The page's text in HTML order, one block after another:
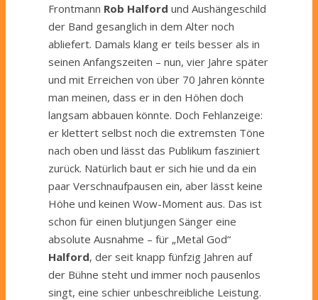
Frontmann Rob Halford und Aushängeschild
der Band gesanglich in dem Alter noch
abliefert. Damals klang er teils besser als in
seinen Anfangszeiten – nun, vier Jahre später
und mit Erreichen von über 70 Jahren könnte
man meinen, dass er in den Höhen doch
langsam abbauen könnte. Doch Fehlanzeige:
er klettert selbst noch die extremsten Töne
nach oben und lässt das Publikum fasziniert
zurück. Natürlich baut er sich hie und da ein
paar Verschnaufpausen ein, aber lässt keine
Höhe und keinen Wow-Moment aus. Das ist
schon für einen blutjungen Sänger eine
absolute Ausnahme – für „Metal God“
Halford, der seit knapp fünfzig Jahren auf
der Bühne steht und immer noch pausenlos
singt, eine schier unbeschreibliche Leistung.